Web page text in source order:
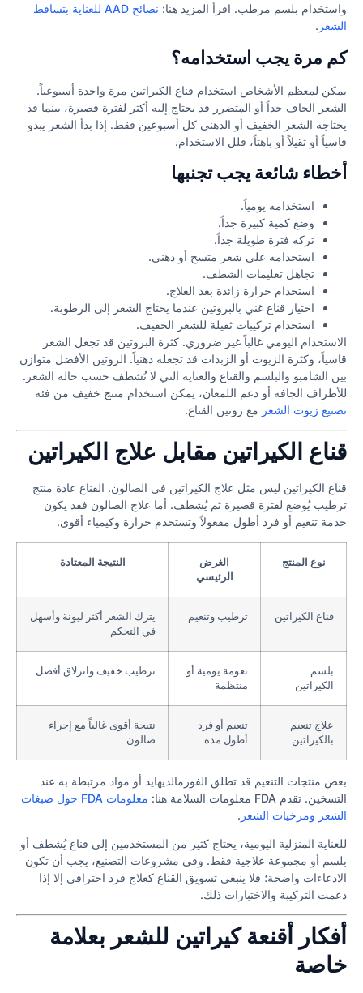
واستخدام بلسم مرطب. اقرأ المزيد هنا:
نصائح AAD للعناية بتساقط
الشعر .
كم مرة يجب استخدامه؟
يمكن لمعظم الأشخاص استخدام قناع الكيراتين مرة واحدة أسبوعياً.
الشعر الجاف جداً أو المتضرر قد يحتاج إليه أكثر لفترة قصيرة، بينما قد
يحتاجه الشعر الخفيف أو الدهني كل أسبوعين فقط. إذا بدأ الشعر يبدو
قاسياً أو ثقيلاً أو باهتاً، قلل الاستخدام.
أخطاء شائعة يجب تجنبها
استخدامه يومياً.
وضع كمية كبيرة جداً.
تركه فترة طويلة جداً.
استخدامه على شعر متسخ أو دهني.
تجاهل تعليمات الشطف.
استخدام حرارة زائدة بعد العلاج.
اختيار قناع غني بالبروتين عندما يحتاج الشعر إلى الرطوبة.
استخدام تركيبات ثقيلة للشعر الخفيف.
الاستخدام اليومي غالباً غير ضروري. كثرة البروتين قد تجعل الشعر
قاسياً، وكثرة الزيوت أو الزبدات قد تجعله دهنياً. الروتين الأفضل متوازن
بين الشامبو والبلسم والقناع والعناية التي لا تُشطف حسب حالة الشعر.
للأطراف الجافة أو دعم اللمعان، يمكن استخدام منتج خفيف من فئة
تصنيع زيوت الشعر مع روتين القناع.
قناع الكيراتين مقابل علاج الكيراتين
قناع الكيراتين ليس مثل علاج الكيراتين في الصالون. القناع عادة منتج
ترطيب يُوضع لفترة قصيرة ثم يُشطف. أما علاج الصالون فقد يكون
خدمة تنعيم أو فرد أطول مفعولاً وتستخدم حرارة وكيمياء أقوى.
نوع المنتج
الغرض
الرئيسي
النتيجة المعتادة
قناع الكيراتين ترطيب وتنعيم
يترك الشعر أكثر ليونة وأسهل
في التحكم
بلسم
الكيراتين
نعومة يومية أو
منتظمة
ترطيب خفيف وانزلاق أفضل
علاج تنعيم
بالكيراتين
تنعيم أو فرد
أطول مدة
نتيجة أقوى غالباً مع إجراء
صالون
بعض منتجات التنعيم قد تطلق الفورمالديهايد أو مواد مرتبطة به عند
التسخين. تقدم FDA معلومات السلامة هنا:
معلومات FDA حول صبغات
الشعر ومرخيات الشعر .
للعناية المنزلية اليومية، يحتاج كثير من المستخدمين إلى قناع يُشطف أو
بلسم أو مجموعة علاجية فقط. وفي مشروعات التصنيع، يجب أن تكون
الادعاءات واضحة؛ فلا ينبغي تسويق القناع كعلاج فرد احترافي إلا إذا
دعمت التركيبة والاختبارات ذلك.
أفكار أقنعة كيراتين للشعر بعلامة
خاصة